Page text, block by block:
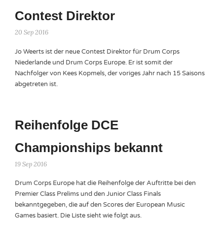
Contest Direktor
20 Sep 2016
Jo Weerts ist der neue Contest Direktor für Drum Corps
Niederlande und Drum Corps Europe. Er ist somit der
Nachfolger von Kees Kopmels, der voriges Jahr nach 15 Saisons
abgetreten ist.
Reihenfolge DCE
Championships bekannt
19 Sep 2016
Drum Corps Europe hat die Reihenfolge der Auftritte bei den
Premier Class Prelims und den Junior Class Finals
bekanntgegeben, die auf den Scores der European Music
Games basiert. Die Liste sieht wie folgt aus.